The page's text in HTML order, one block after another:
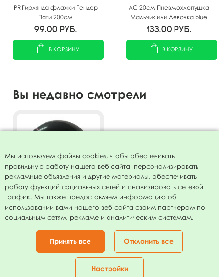
Корзина
PR Гирлянда флажки Гендер
Пати 200см
99.00 руб.
В КОРЗИНУ
AC 20см Пневмохлопушка
Мальчик или Девочка blue
133.00 руб.
В КОРЗИНУ
Вы недавно смотрели
Воздушный шар 24"/61см
Пастель BLACK 4 ст. рис
Угадай кто?
231.00руб.
Мы используем файлы cookies, чтобы обеспечивать
правильную работу нашего веб-сайта, персонализировать
рекламные объявления и другие материалы, обеспечивать
работу функций социальных сетей и анализировать сетевой
трафик. Мы также предоставляем информацию об
использовании вами нашего веб-сайта своим партнерам по
социальным сетям, рекламе и аналитическим системам.
Принять все Отклонить все
Настройки